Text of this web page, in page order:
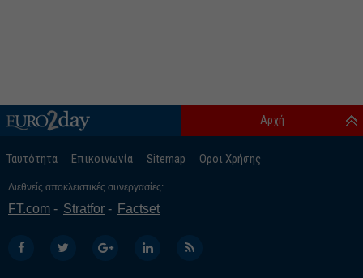
Ταυτότητα Επικοινωνία Sitemap Οροι Χρήσης
Αρχή
Διεθνείς αποκλειστικές συνεργασίες:
FT.com Stratfor Factset